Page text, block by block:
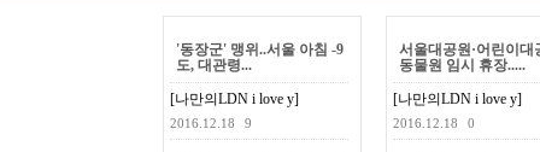
'동장군' 맹위..서울 아침 -9
도, 대관령...
[나만의LDN i love y]
2016.12.18 9
서울대공원·어린이대
동물원 임시 휴장.....
[나만의LDN i love y]
2016.12.18 0